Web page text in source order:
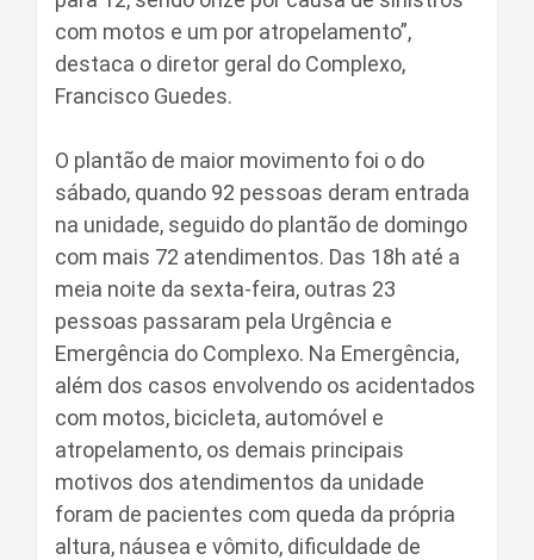
com motos e um por atropelamento”,
destaca o diretor geral do Complexo,
Francisco Guedes.
O plantão de maior movimento foi o do
sábado, quando 92 pessoas deram entrada
na unidade, seguido do plantão de domingo
com mais 72 atendimentos. Das 18h até a
meia noite da sexta-feira, outras 23
pessoas passaram pela Urgência e
Emergência do Complexo. Na Emergência,
além dos casos envolvendo os acidentados
com motos, bicicleta, automóvel e
atropelamento, os demais principais
motivos dos atendimentos da unidade
foram de pacientes com queda da própria
altura, náusea e vômito, dificuldade de